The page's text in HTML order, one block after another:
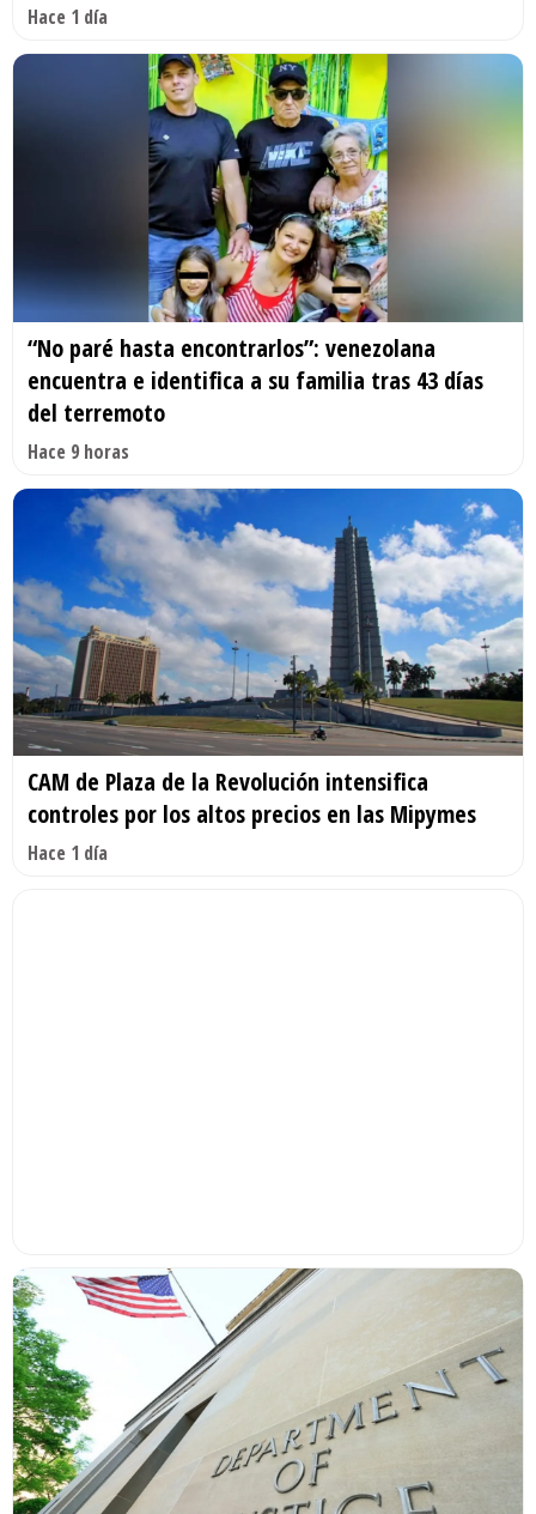
Hace 1 día
“No paré hasta encontrarlos”: venezolana
encuentra e identifica a su familia tras 43 días
del terremoto
Hace 9 horas
CAM de Plaza de la Revolución intensifica
controles por los altos precios en las Mipymes
Hace 1 día